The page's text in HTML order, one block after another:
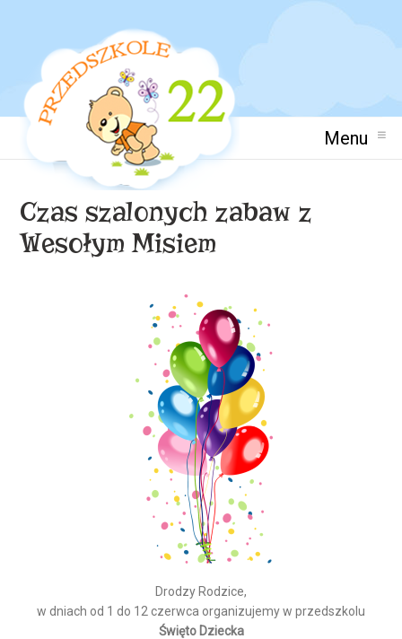
Menu
Czas szalonych zabaw z
Wesołym Misiem
Drodzy Rodzice,
w dniach od 1 do 12 czerwca organizujemy w przedszkolu
Święto Dziecka